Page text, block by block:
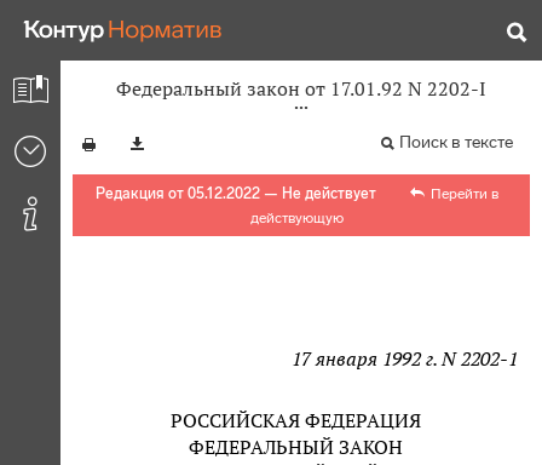
Федеральный закон от 17.01.92 N 2202-I
Поиск в тексте
Редакция от 05.12.2022 — Не действует
Перейти в
действующую
17 января 1992 г. N 2202-1
РОССИЙСКАЯ ФЕДЕРАЦИЯ
ФЕДЕРАЛЬНЫЙ ЗАКОН